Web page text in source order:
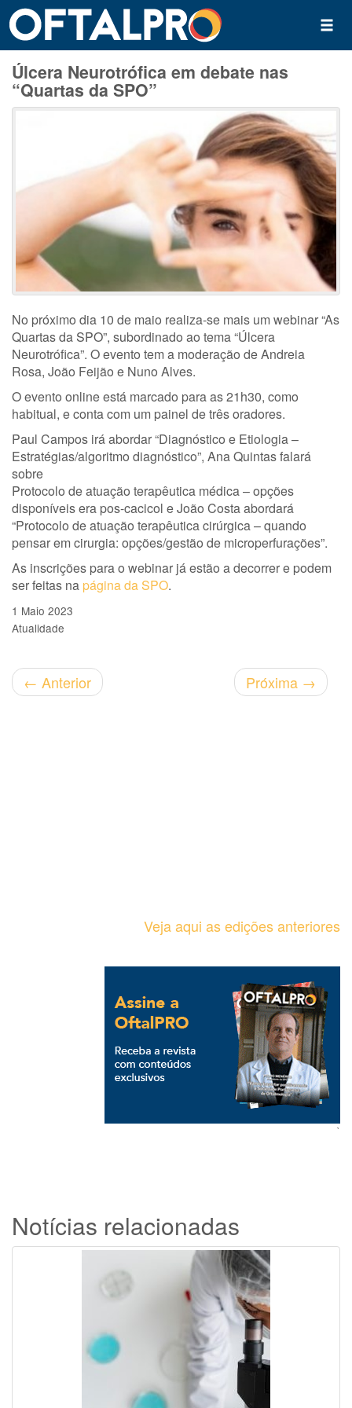
Úlcera Neurotrófica em debate nas
“Quartas da SPO”
No próximo dia 10 de maio realiza-se mais um webinar “As
Quartas da SPO”, subordinado ao tema “Úlcera
Neurotrófica”. O evento tem a moderação de Andreia
Rosa, João Feijão e Nuno Alves.
O evento online está marcado para as 21h30, como
habitual, e conta com um painel de três oradores.
Paul Campos irá abordar “Diagnóstico e Etiologia –
Estratégias/algoritmo diagnóstico”, Ana Quintas falará
sobre
Protocolo de atuação terapêutica médica – opções
disponíveis era pos-cacicol e João Costa abordará
“Protocolo de atuação terapêutica cirúrgica – quando
pensar em cirurgia: opções/gestão de microperfurações”.
As inscrições para o webinar já estão a decorrer e podem
ser feitas na página da SPO.
1 Maio 2023
Atualidade
← Anterior Próxima →
Veja aqui as edições anteriores
`
Notícias relacionadas